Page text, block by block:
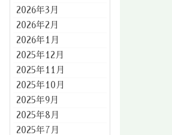
2026年3月
2026年2月
2026年1月
2025年12月
2025年11月
2025年10月
2025年9月
2025年8月
2025年7月